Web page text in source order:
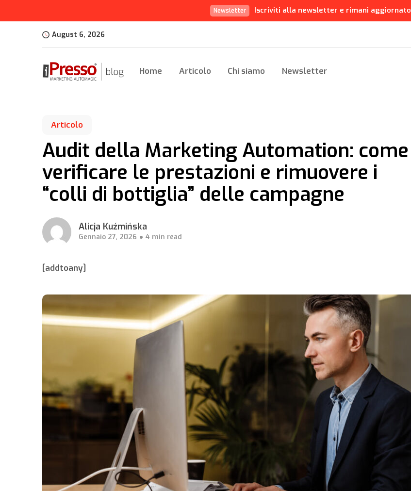
Newsletter Iscriviti alla newsletter e rimani aggiornato
August 6, 2026
Home Articolo Chi siamo Newsletter
Articolo
Audit della Marketing Automation: come
verificare le prestazioni e rimuovere i
“colli di bottiglia” delle campagne
Alicja Kuźmińska
Gennaio 27, 2026 4 min read
[addtoany]